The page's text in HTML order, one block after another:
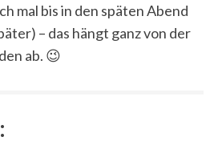
mal bis in den späten Abend
– das hängt ganz von der
ab. 😉